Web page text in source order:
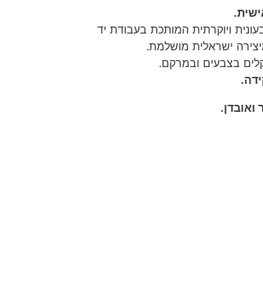
ויוקרתית המותכת בעבודת יד
ישראלית מושלמת.
קלים בצבעים ובמרקם.